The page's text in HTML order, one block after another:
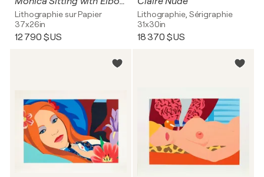
Lithographie sur Papier
37x26in
12 790 $US
Lithographie, Sérigraphie
31x30in
18 370 $US